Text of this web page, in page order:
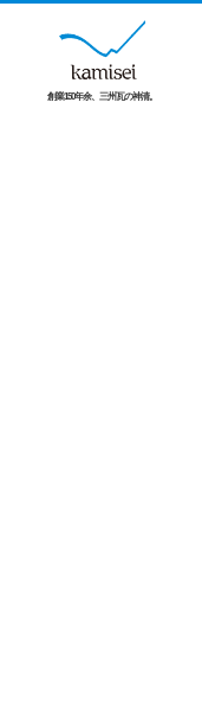
創業150年余、三州瓦の神清。